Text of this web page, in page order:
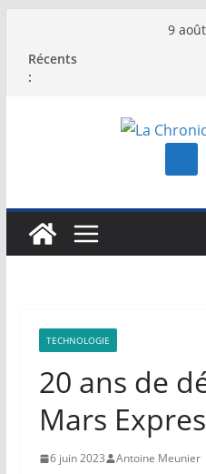
contenu
9
Récents
:
TECHNOLOGIE
20 ans de
Mars
6 juin 2023 Antoine Meunier